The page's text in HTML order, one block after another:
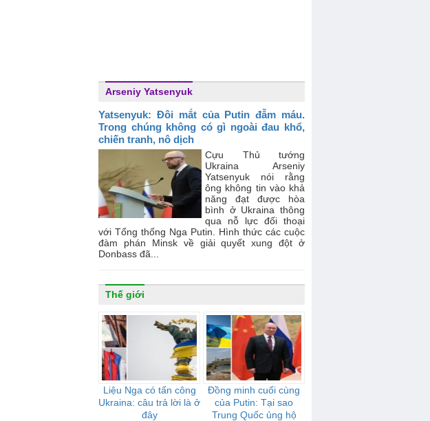
Arseniy Yatsenyuk
Yatsenyuk: Đôi mắt của Putin đẫm máu.
Trong chúng không có gì ngoài đau khổ,
chiến tranh, nô dịch
Cựu Thủ tướng
Ukraina Arseniy
Yatsenyuk nói rằng
ông không tin vào khả
năng đạt được hòa
bình ở Ukraina thông
qua nỗ lực đối thoại
với Tổng thống Nga Putin. Hình thức các cuộc
đàm phán Minsk về giải quyết xung đột ở
Donbass đã...
Thế giới
Liệu Nga có tấn công
Ukraina: câu trả lời là ở
đây
Đồng minh cuối cùng
của Putin: Tại sao
Trung Quốc ủng hộ